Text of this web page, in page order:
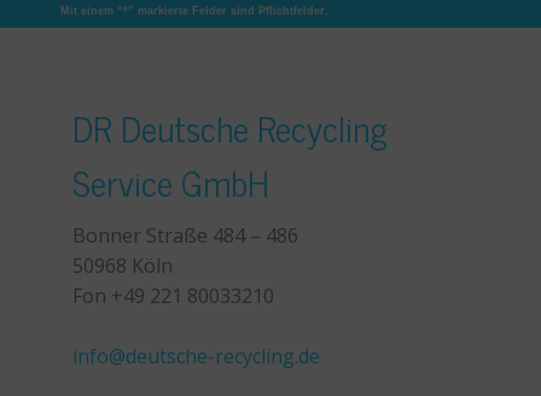
Mit einem “*” markierte Felder sind Pflichtfelder.
DR Deutsche Recycling
Service GmbH
Bonner Straße 484 – 486
50968 Köln
Fon +49 221 80033210
info@deutsche-recycling.de